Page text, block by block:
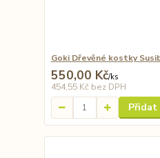
Goki Dřevěné kostky
550,00 Kč/ks
454,55 Kč bez DPH
Přidat